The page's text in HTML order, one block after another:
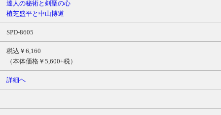
達人の秘術と剣聖の心
植芝盛平と中山博道
SPD-8605
税込￥6,160
（本体価格￥5,600+税）
詳細へ